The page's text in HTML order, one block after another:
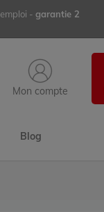
- garantie 2
Mon compte
Blog